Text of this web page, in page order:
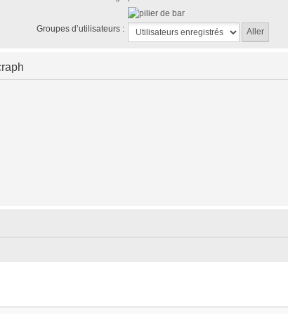
Groupes d’utilisateurs :